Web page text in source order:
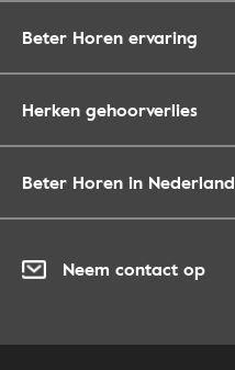
Beter Horen ervaring
Herken gehoorverlies
Beter Horen in Nederland
Neem contact op